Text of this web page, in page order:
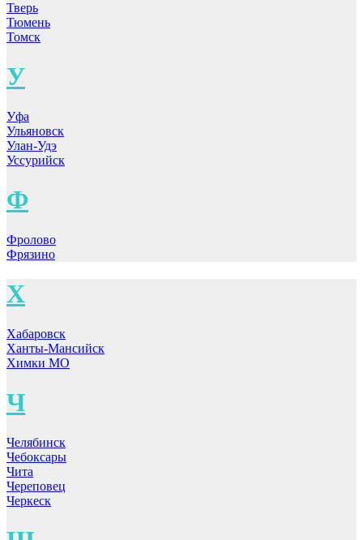
Тверь
Тюмень
Томск
У
Уфа
Ульяновск
Улан-Удэ
Уссурийск
Ф
Фролово
Фрязино
Х
Хабаровск
Ханты-Мансийск
Химки МО
Ч
Челябинск
Чебоксары
Чита
Череповец
Черкеск